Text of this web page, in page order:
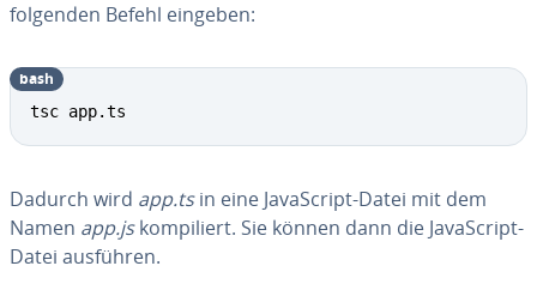
folgenden Befehl eingeben:
tsc app.ts
bash
Dadurch wird app.tsin eine Ja­va­Script-Datei mit dem
Namen app.jskom­pi­liert. Sie können dann die Ja­va­Script-
Datei ausführen.